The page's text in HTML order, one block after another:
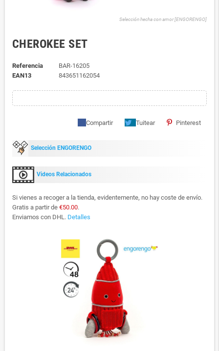
Selección hecha con amor [ENGORENGO]
CHEROKEE SET
Referencia
BAR-16205
EAN13
843651162054
Compartir Tuitear Pinterest
Selección ENGORENGO
Videos Relacionados
Si vienes a recoger a la tienda, evidentemente, no hay coste de envío.
Gratis a partir de €50.00.
Enviamos con DHL. Detalles